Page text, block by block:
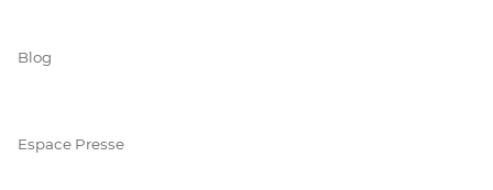
Blog
Espace Presse